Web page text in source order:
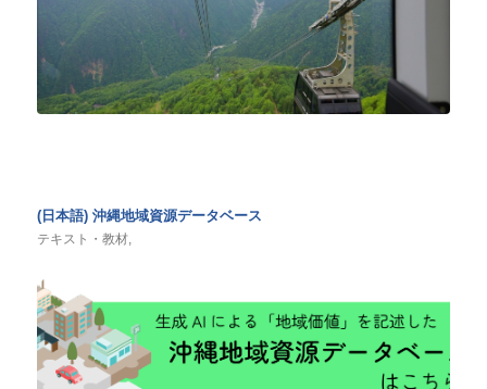
(日本語) 沖縄地域資源データベース
テキスト・教材,